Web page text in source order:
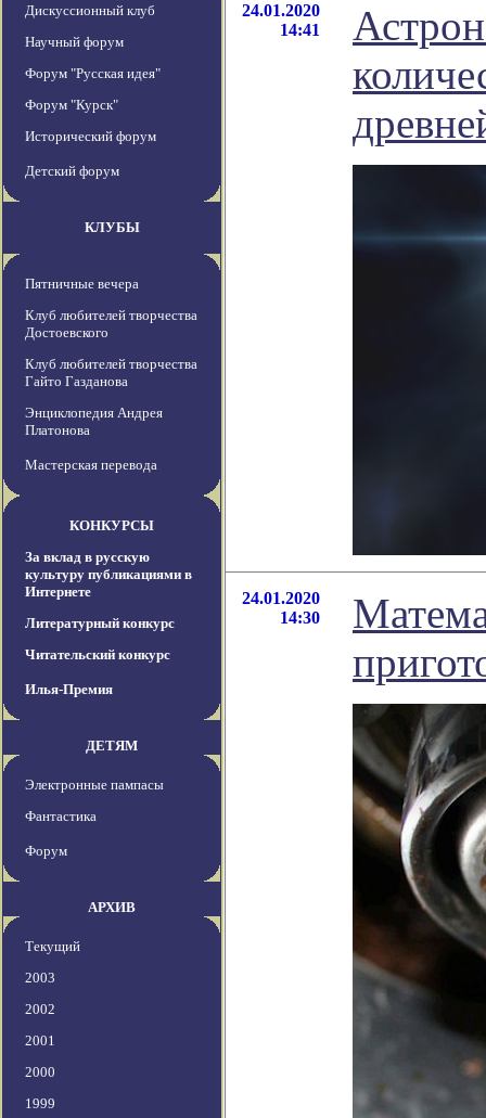
Дискуссионный клуб
Научный форум
Форум "Русская идея"
Форум "Курск"
Исторический форум
Детский форум
КЛУБЫ
Пятничные вечера
Клуб любителей творчества
Достоевского
Клуб любителей творчества
Гайто Газданова
Энциклопедия Андрея
Платонова
Мастерская перевода
КОНКУРСЫ
За вклад в русскую
культуру публикациями в
Интернете
Литературный конкурс
Читательский конкурс
Илья-Премия
ДЕТЯМ
Электронные пампасы
Фантастика
Форум
АРХИВ
Текущий
2003
2002
2001
2000
1999
24.01.2020
14:41
24.01.2020
14:30